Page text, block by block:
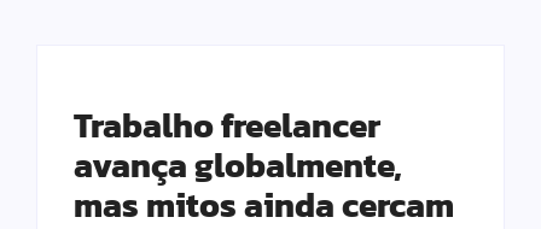
Trabalho freelancer
avança globalmente,
mas mitos ainda cercam